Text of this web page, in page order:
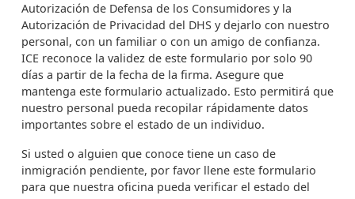
Autorización de Defensa de los Consumidores y la
Autorización de Privacidad del DHS y dejarlo con nuestro
personal, con un familiar o con un amigo de confianza.
ICE reconoce la validez de este formulario por solo 90
días a partir de la fecha de la firma. Asegure que
mantenga este formulario actualizado. Esto permitirá que
nuestro personal pueda recopilar rápidamente datos
importantes sobre el estado de un individuo.
Si usted o alguien que conoce tiene un caso de
inmigración pendiente, por favor llene este formulario
para que nuestra oficina pueda verificar el estado del